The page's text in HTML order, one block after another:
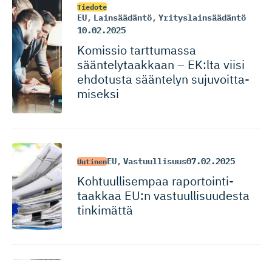
Tiedote
EU, Lainsäädäntö, Yrityslainsäädäntö
10.02.2025
Komissio tarttumassa
sääntelytaakkaan – EK:lta viisi
ehdotusta sääntelyn sujuvoitta­
miseksi
UutinenEU, Vastuullisuus07.02.2025
Kohtuulli­sempaa raportoin­ti­
taakkaa EU:n vastuulli­suudesta
tinkimättä